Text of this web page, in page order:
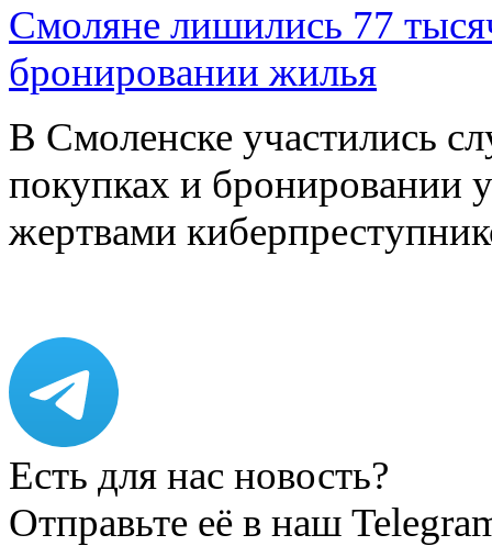
Смоляне лишились 77
бронировании жилья
В Смоленске участились
покупках и бронировании
жертвами
Есть для нас новость?
Отправьте её в наш